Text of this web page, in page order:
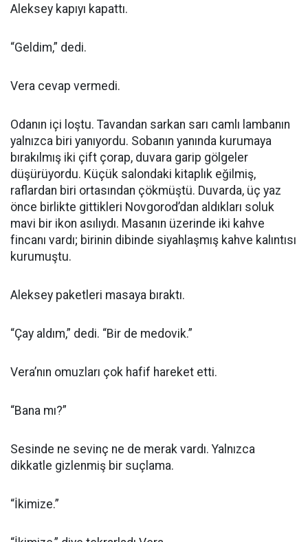
Aleksey kapıyı kapattı.
“Geldim,” dedi.
Vera cevap vermedi.
Odanın içi loştu. Tavandan sarkan sarı camlı lambanın
yalnızca biri yanıyordu. Sobanın yanında kurumaya
bırakılmış iki çift çorap, duvara garip gölgeler
düşürüyordu. Küçük salondaki kitaplık eğilmiş,
raflardan biri ortasından çökmüştü. Duvarda, üç yaz
önce birlikte gittikleri Novgorod’dan aldıkları soluk
mavi bir ikon asılıydı. Masanın üzerinde iki kahve
fincanı vardı; birinin dibinde siyahlaşmış kahve kalıntısı
kurumuştu.
Aleksey paketleri masaya bıraktı.
“Çay aldım,” dedi. “Bir de medovik.”
Vera’nın omuzları çok hafif hareket etti.
“Bana mı?”
Sesinde ne sevinç ne de merak vardı. Yalnızca
dikkatle gizlenmiş bir suçlama.
“İkimize.”